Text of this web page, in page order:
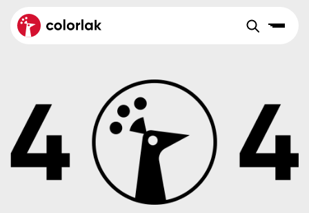
Velkoobchod Sortiment
Aktuality
Reference
O společnosti
Dřevo
Beton, asfalt, minerální podklady
Colorlak Dekor
Colorlak Profi
Colorlak Pta